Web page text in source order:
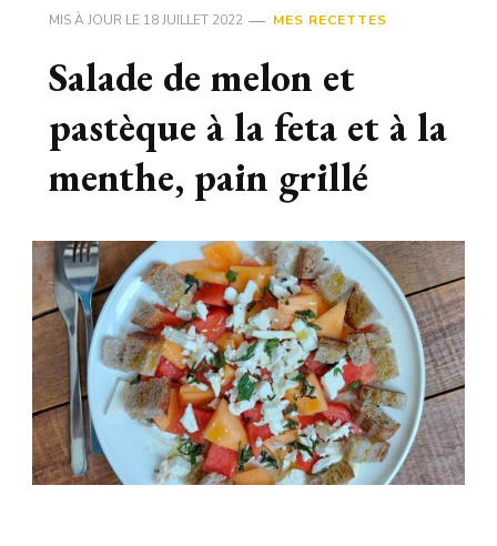
MIS À JOUR LE 18 JUILLET 2022 MES RECETTES
Salade de melon et
pastèque à la feta et à la
menthe, pain grillé